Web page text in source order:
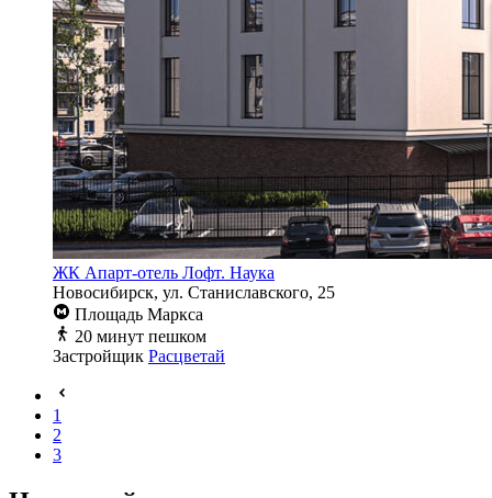
ЖК Апарт-отель Лофт. Наука
Новосибирск, ул. Станиславского, 25
Площадь Маркса
20 минут пешком
Застройщик Расцветай
1
2
3